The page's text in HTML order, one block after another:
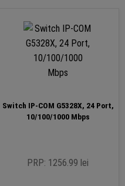
Switch IP-COM G5328X, 24 Port,
10/100/1000 Mbps
PRP: 1256.99 lei